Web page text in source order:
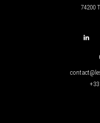
74200
+33